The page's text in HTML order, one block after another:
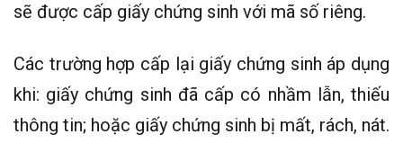
sẽ được cấp giấy chứng sinh với mã số riêng.
Các trường hợp cấp lại giấy chứng sinh áp dụng
khi: giấy chứng sinh đã cấp có nhầm lẫn, thiếu
thông tin; hoặc giấy chứng sinh bị mất, rách, nát.